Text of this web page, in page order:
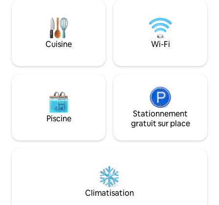
pierre locale à l'intérieur et à l'extérieur,
ont été conçues pour profiter
pleinement de l'emplacement
exceptionnel et
dans Prainha, la
de Pico, et à
restaurants, de
boulangerie.
Cuisine Wi-Fi
Piscine
Stationnement
gratuit sur place
Climatisation